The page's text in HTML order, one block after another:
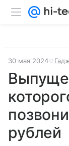
30 мая 2024
рублей